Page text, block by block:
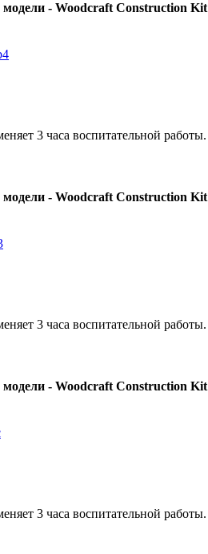
- Woodcraft Construction Kit
3 часа воспитательной работы.
- Woodcraft Construction Kit
3 часа воспитательной работы.
- Woodcraft Construction Kit
3 часа воспитательной работы.